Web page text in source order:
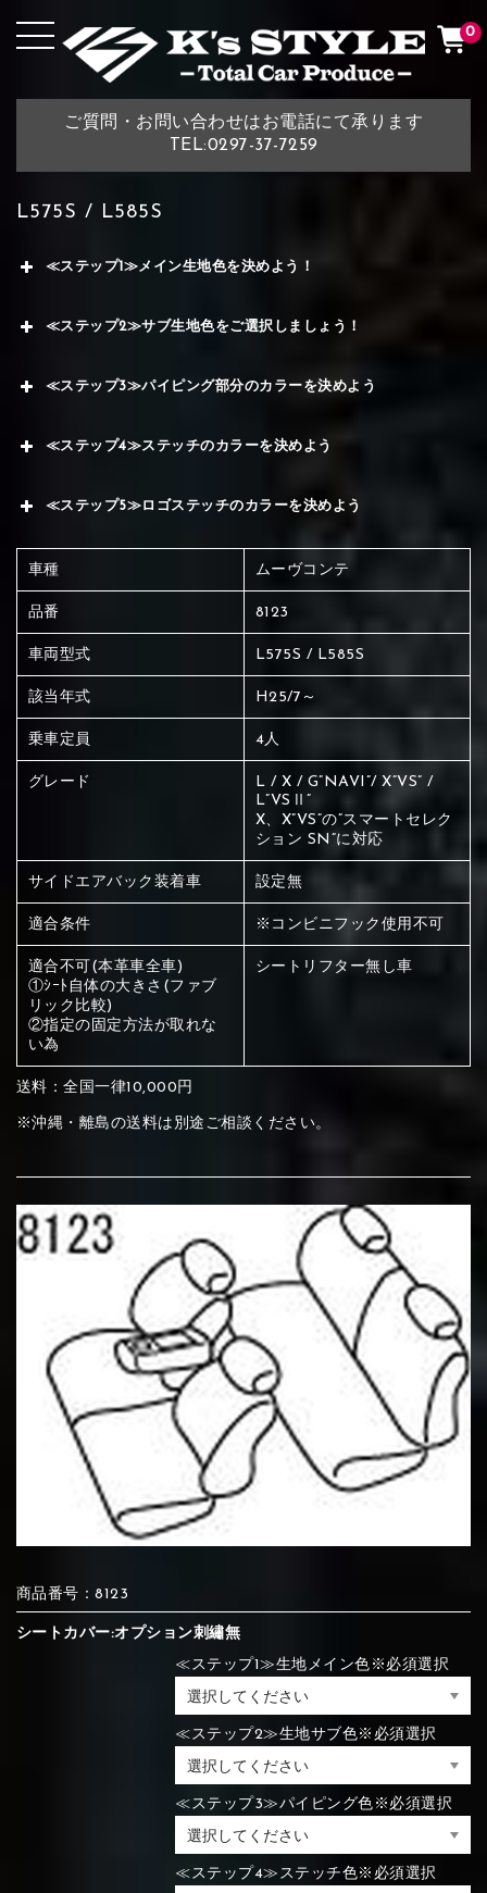
ご質問・お問い合わせはお電話にて承ります
TEL:0297-37-7259
0
L575S / L585S
≪ステップ1≫メイン生地色を決めよう！
赤く塗られている場所を選択
ください
メイン生地は下記16種類からご選択ください。
①Beige ②Gray ③Red
④Brown ⑤Dark Brown ⑥Yellow
⑦Blue
⑪Black ⑫Ivory
⑭Caramel
≪ステップ2≫サブ生地色をご選択しましょう！
赤く塗られている部分にカラ
ー選択ください
サブ生地は下記16種類からご選択ください。
②Gray ③Red
④Brown ⑤Dark Brown ⑥Yellow
⑦Blue
⑪Black ⑫Ivory
≪ステップ3≫パイピング部分のカラーを決めよう
赤く塗られている場所を選択
ください
刺繍は下記21種類からご選択ください。
②Gray ③Red
④Brown ⑤Dark Brown ⑥Yellow
⑧Orange
⑪Black ⑫Ivory
≪ステップ4≫ステッチのカラーを決めよう
ください
刺繍は下記21種類からご選択ください。
①Black ②Gray ③Light gray
④Beige
⑧Yellow ⑨Orange
⑪Blue ⑫Aqua blue
≪ステップ5≫ロゴステッチのカラーを決めよう
赤く塗られている場所を選択
ください
刺繍は下記21種類からご選択ください。
①Black ②Gray ③Light gray
④Beige
⑧Yellow ⑨Orange
⑪Blue ⑫Aqua blue
車種 ムーヴコンテ
品番 8123
車両型式 L575S / L585S
該当年式 H25/7～
乗車定員 4人
グレード
L / X / G”NAVI”/ X”VS” /
L”VSⅡ”
X、X”VS”の”スマートセレク
ション SN”に対応
サイドエアバック装着車 設定無
適合条件 ※コンビニフック使用不可
適合不可(本革車全車)
①ｼｰﾄ自体の大きさ(ファブ
リック比較)
②指定の固定方法が取れな
い為
シートリフター無し車
送料：全国一律10,000円
※沖縄・離島の送料は別途ご相談ください。
商品番号：8123
シートカバー:オプション刺繡無
≪ステップ1≫生地メイン色※必須選択
≪ステップ2≫生地サブ色※必須選択
≪ステップ3≫パイピング色※必須選択
≪ステップ4≫ステッチ色※必須選択